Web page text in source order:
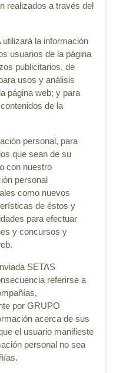
realizados a través del
la información
usuarios de la página
publicitarios, de
usos y análisis
página web; y para
de la
personal, para
que sean de su
con nuestro
personal
como nuevos
de éstos y
para efectuar
y concursos y
SETAS
referirse a
por GRUPO
acerca de sus
el usuario manifieste
personal no sea